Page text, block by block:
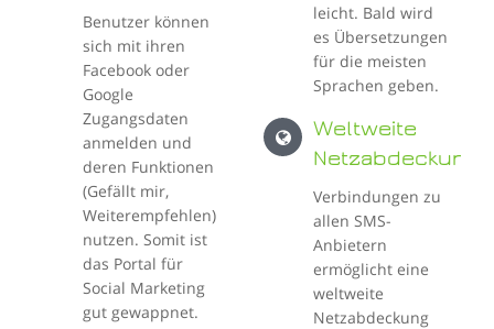
Benutzer können
sich mit ihren
Facebook oder
Google
Zugangsdaten
anmelden und
deren Funktionen
(Gefällt mir,
Weiterempfehlen)
nutzen. Somit ist
das Portal für
Social Marketing
gut gewappnet.
leicht. Bald wird
es Übersetzungen
für die meisten
Sprachen geben.
Weltweite
Netzabdeckung
Verbindungen zu
allen SMS-
Anbietern
ermöglicht eine
weltweite
Netzabdeckung